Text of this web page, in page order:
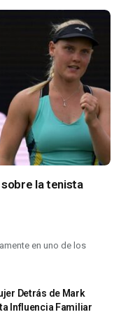
sobre la tenista
en uno de los
Detrás de Mark
Influencia Familiar